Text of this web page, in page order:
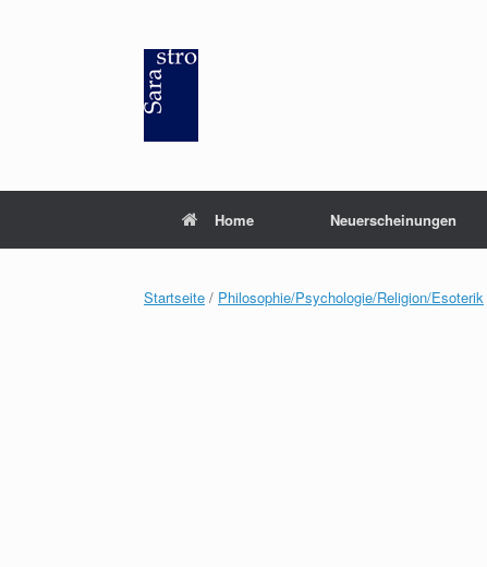
Home Neuerscheinungen
Startseite / Philosophie/Psychologie/Religion/Esoterik